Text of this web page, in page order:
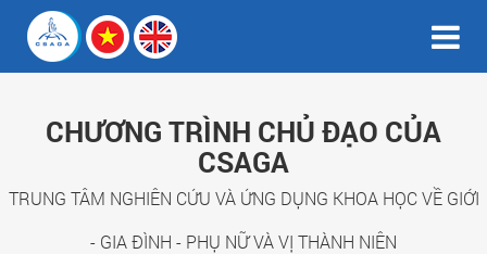
CHƯƠNG TRÌNH CHỦ ĐẠO CỦA
CSAGA
TRUNG TÂM NGHIÊN CỨU VÀ ỨNG DỤNG KHOA HỌC VỀ GIỚI
- GIA ĐÌNH - PHỤ NỮ VÀ VỊ THÀNH NIÊN